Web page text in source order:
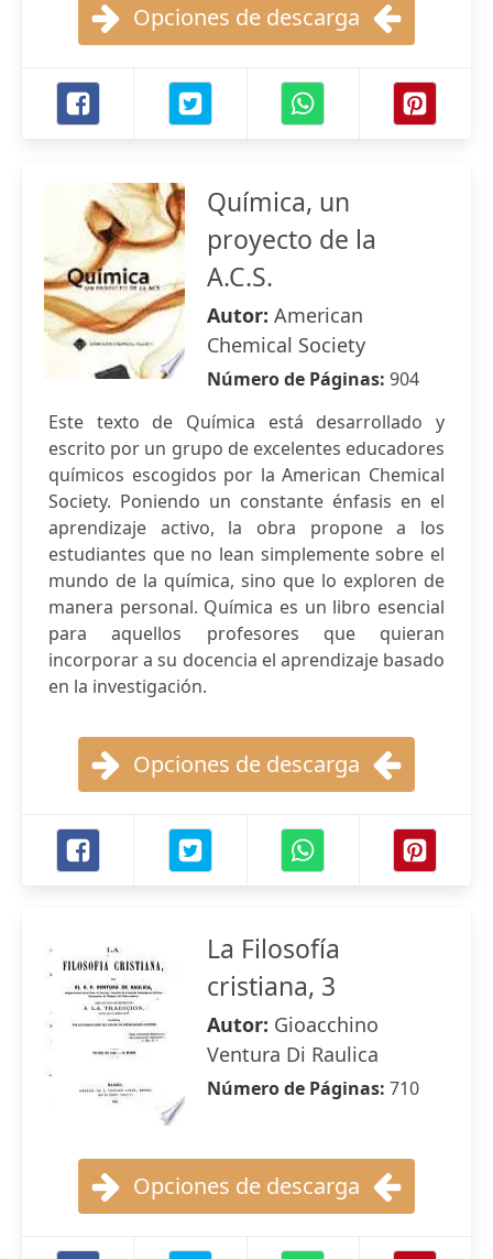
Opciones de descarga
Química, un
proyecto de la
A.C.S.
Autor: American
Chemical Society
Número de Páginas: 904
Este texto de Química está desarrollado y
escrito por un grupo de excelentes educadores
químicos escogidos por la American Chemical
Society. Poniendo un constante énfasis en el
aprendizaje activo, la obra propone a los
estudiantes que no lean simplemente sobre el
mundo de la química, sino que lo exploren de
manera personal. Química es un libro esencial
para aquellos profesores que quieran
incorporar a su docencia el aprendizaje basado
en la investigación.
Opciones de descarga
La Filosofía
cristiana, 3
Autor: Gioacchino
Ventura Di Raulica
Número de Páginas: 710
Opciones de descarga